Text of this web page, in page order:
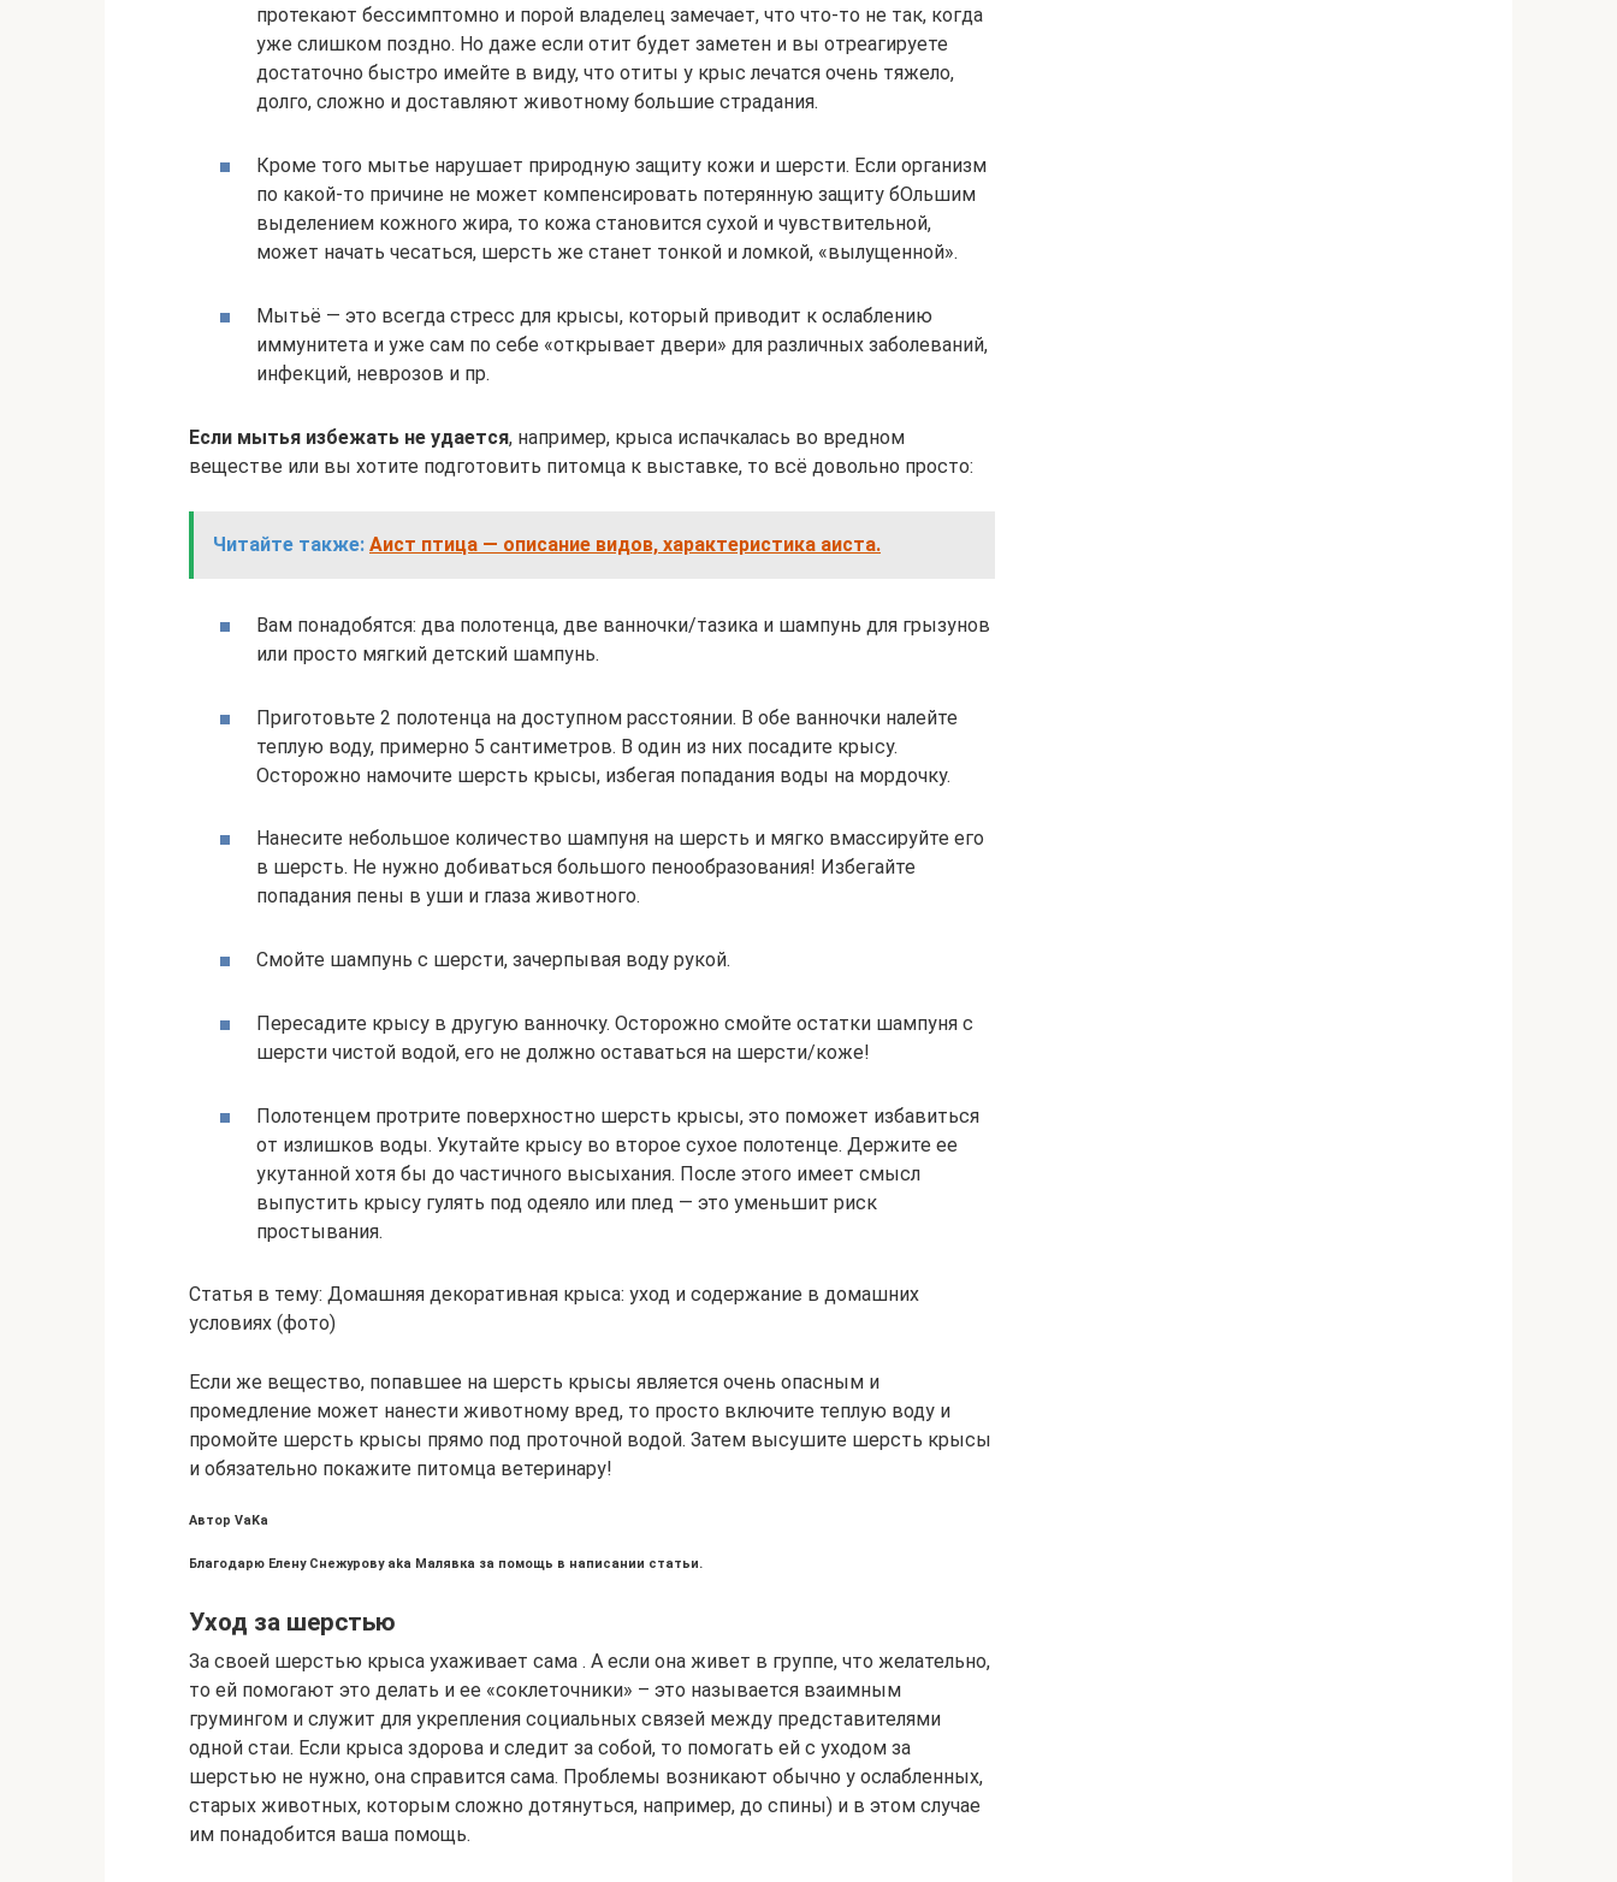
протекают бессимптомно и порой владелец замечает, что что-то не так, когда
уже слишком поздно. Но даже если отит будет заметен и вы отреагируете
достаточно быстро имейте в виду, что отиты у крыс лечатся очень тяжело,
долго, сложно и доставляют животному большие страдания.
Кроме того мытье нарушает природную защиту кожи и шерсти. Если организм
по какой-то причине не может компенсировать потерянную защиту бОльшим
выделением кожного жира, то кожа становится сухой и чувствительной,
может начать чесаться, шерсть же станет тонкой и ломкой, «вылущенной».
Мытьё — это всегда стресс для крысы, который приводит к ослаблению
иммунитета и уже сам по себе «открывает двери» для различных заболеваний,
инфекций, неврозов и пр.
Если мытья избежать не удается, например, крыса испачкалась во вредном
веществе или вы хотите подготовить питомца к выставке, то всё довольно просто:
Читайте также: Аист птица — описание видов, характеристика аиста.
Вам понадобятся: два полотенца, две ванночки/тазика и шампунь для грызунов
или просто мягкий детский шампунь.
Приготовьте 2 полотенца на доступном расстоянии. В обе ванночки налейте
теплую воду, примерно 5 сантиметров. В один из них посадите крысу.
Осторожно намочите шерсть крысы, избегая попадания воды на мордочку.
Нанесите небольшое количество шампуня на шерсть и мягко вмассируйте его
в шерсть. Не нужно добиваться большого пенообразования! Избегайте
попадания пены в уши и глаза животного.
Смойте шампунь с шерсти, зачерпывая воду рукой.
Пересадите крысу в другую ванночку. Осторожно смойте остатки шампуня с
шерсти чистой водой, его не должно оставаться на шерсти/коже!
Полотенцем протрите поверхностно шерсть крысы, это поможет избавиться
от излишков воды. Укутайте крысу во второе сухое полотенце. Держите ее
укутанной хотя бы до частичного высыхания. После этого имеет смысл
выпустить крысу гулять под одеяло или плед — это уменьшит риск
простывания.
Статья в тему: Домашняя декоративная крыса: уход и содержание в домашних
условиях (фото)
Если же вещество, попавшее на шерсть крысы является очень опасным и
промедление может нанести животному вред, то просто включите теплую воду и
промойте шерсть крысы прямо под проточной водой. Затем высушите шерсть крысы
и обязательно покажите питомца ветеринару!
Автор VaKa
Благодарю Елену Снежурову aka Малявка за помощь в написании статьи.
Уход за шерстью
За своей шерстью крыса ухаживает сама . А если она живет в группе, что желательно,
то ей помогают это делать и ее «соклеточники» – это называется взаимным
грумингом и служит для укрепления социальных связей между представителями
одной стаи. Если крыса здорова и следит за собой, то помогать ей с уходом за
шерстью не нужно, она справится сама. Проблемы возникают обычно у ослабленных,
старых животных, которым сложно дотянуться, например, до спины) и в этом случае
им понадобится ваша помощь.